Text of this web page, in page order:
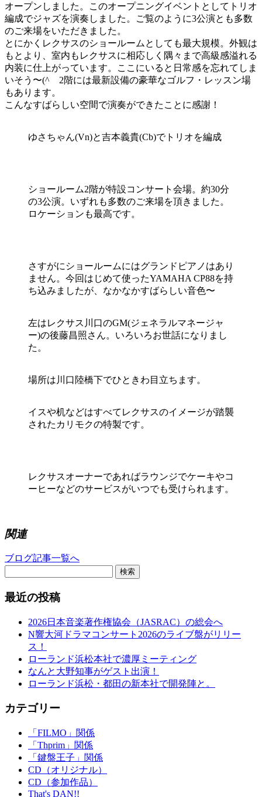
オープンしました。このオープニングイベントとしてトリオ
編成でジャズを演奏しました。ご覧のように3公演とも多数
のご来場をいただきました。
とにかくレクサスのショールームとしても最大規模。外観は
もとより、室内もレクサスに相応しく隅々まで高級感溢れる
内装に仕上がっています。ここにいると日常感を忘れてしま
いそう〜(^ 2階には最新設備の豪華なゴルフ・レッスン場
もあります。
こんなすばらしい空間で演奏ができたことに感謝！
ゆさちゃん(Vn)と吉本義貴(Cb)でトリオを編成
ショールーム2階が特設コンサート会場。約30分
の3公演。いずれも多数のご来場を頂きました。
ロケーションも最高です。
さすがにショールームにはグランドピアノはあり
ません。今回はじめて使ったYAMAHA CP88を持
ち込みましたが、なかなかすばらしい音色〜
左はレクサス川口のGM(ジェネラルマネージャ
ー)の後藤昌照さん。いろいろお世話になりまし
た。
場所は川口陸橋下でひときわ目立ちます。
イスや机などはすべてレクサスのイメージが踏襲
されたカリモクの特製です。
レクサスオーナーであればラウンジでケーキやコ
ーヒーなどのサービスがいつでも受けられます。
関連
ブログ記事一覧へ
検索
最近の投稿
2026日本音楽著作権協会（JASRAC）の総会へ
N響大河ドラマコンサート2026のライブ盤がリリー
ス！
ローランド浜松本社で濃厚ミーティング
なんと大野知事がゲスト出演！
ローランド浜松・都田の新本社で開発陣と。
カテゴリー
「FILMO」関係
「Thprim」関係
「鍵盤王子」関係
CD（オリジナル）
CD（参加作品）
That's DAN!!